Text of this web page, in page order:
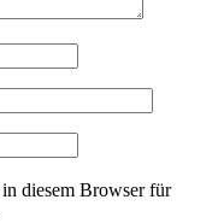
diesem Browser für